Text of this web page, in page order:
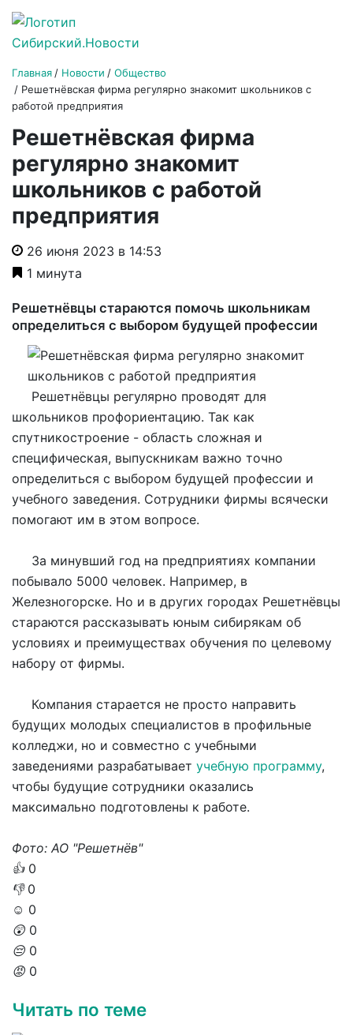
Главная Новости
Общество
Решетнёвская фирма регулярно знакомит школьников с
работой предприятия
Решетнёвская фирма
регулярно знакомит
школьников с работой
предприятия
26 июня 2023 в 14:53
1 минута
Решетнёвцы стараются помочь школьникам
определиться с выбором будущей профессии
Решетнёвцы регулярно проводят для
школьников профориентацию. Так как
спутникостроение - область сложная и
специфическая, выпускникам важно точно
определиться с выбором будущей профессии и
учебного заведения. Сотрудники фирмы всячески
помогают им в этом вопросе.
За минувший год на предприятиях компании
побывало 5000 человек. Например, в
Железногорске. Но и в других городах Решетнёвцы
стараются рассказывать юным сибирякам об
условиях и преимуществах обучения по целевому
набору от фирмы.
Компания старается не просто направить
будущих молодых специалистов в профильные
колледжи, но и совместно с учебными
заведениями разрабатывает учебную программу,
чтобы будущие сотрудники оказались
максимально подготовлены к работе.
Фото: АО "Решетнёв"
👍 0
👎 0
☺️ 0
😲 0
😔 0
😡 0
Читать по теме